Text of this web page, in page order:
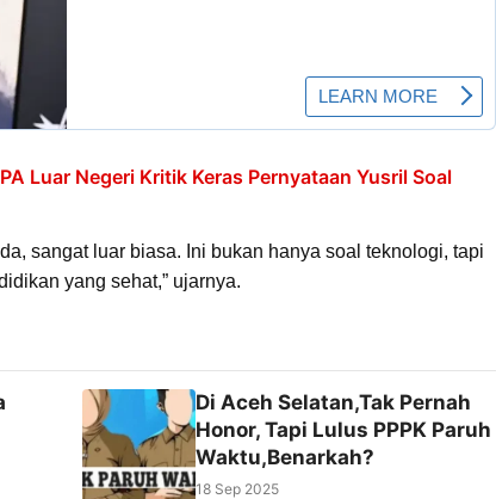
Luar Negeri Kritik Keras Pernyataan Yusril Soal
sangat luar biasa. Ini bukan hanya soal teknologi, tapi
yang sehat,” ujarnya.
Di Aceh Selatan,Tak Pernah
Honor, Tapi Lulus PPPK Paruh
Waktu,Benarkah?
18 Sep 2025